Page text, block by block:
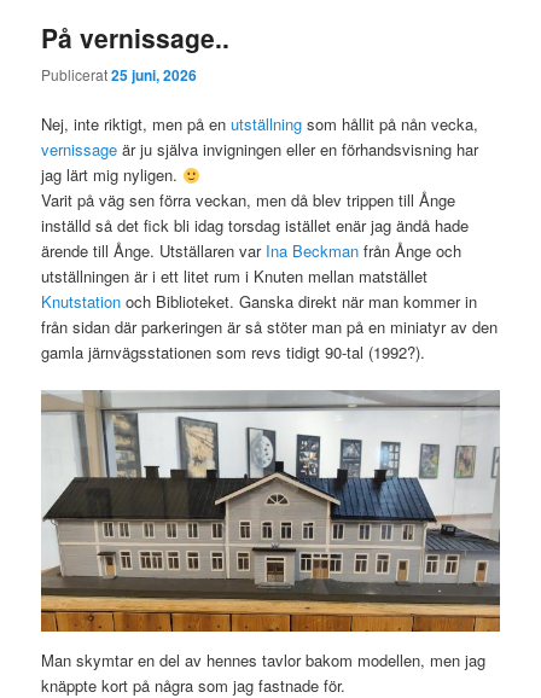
På vernissage..
Publicerat25 juni, 2026
Nej, inte riktigt, men på enutställning som hållit på nån vecka,
vernissage är ju själva invigningen eller en förhandsvisning har
jag lärt mig nyligen.
Varit på väg sen förra veckan, men då blev trippen till Ånge
inställd så det fick bli idag torsdag istället enär jag ändå hade
ärende till Ånge. Utställaren var Ina Beckman från Ånge och
utställningen är i ett litet rum i Knuten mellan matstället
Knutstation och Biblioteket. Ganska direkt när man kommer in
från sidan där parkeringen är så stöter man på en miniatyr av den
gamla järnvägsstationen som revs tidigt 90-tal (1992?).
Man skymtar en del av hennes tavlor bakom modellen, men jag
knäppte kort på några som jag fastnade för.